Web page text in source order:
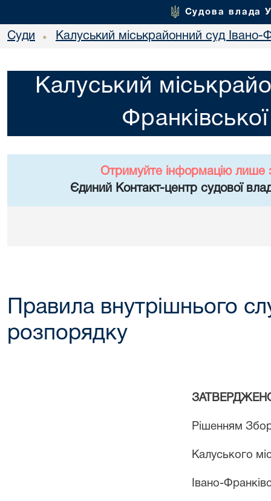
Судова влада
Суди • Калуський міськрайонний суд Івано-
Калуський
Отримуйте інформацію лише
Єдиний Контакт-центр судової
Правила внутрішнього
розпорядку
Рішенням
Калуського
Івано-